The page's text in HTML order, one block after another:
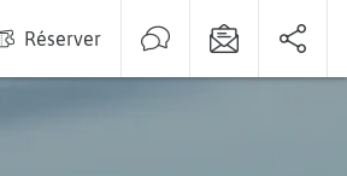
Réserver